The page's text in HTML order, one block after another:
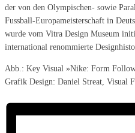
der von den Olympischen- sowie
Fussball-Europameisterschaft in
wurde vom Vitra Design Museum
international renommierte
Abb.: Key Visual »Nike: Form
Grafik Design: Daniel Streat, Visual